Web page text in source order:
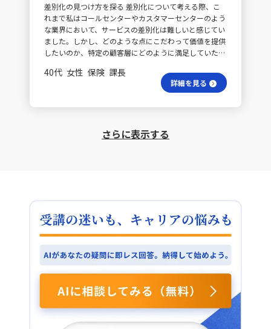
新プロジェクトでは「集中戦略」を最優先し、次いで
「差別化戦略」を考慮しています。しかし、なぜその戦
略を採用しているのか、またその戦略のリスクは何なの
かを体系的に説明する準備がまだ不足していると感じま
した。今後は、これまで採用してきた戦略のリスクにも
目を向け、計画を修正していく必要があります。 具体的
な差別化の手順は？ すぐに取り組むべきこととして、3
つの基本戦略に基づいて既存の情報を整理し、戦略のデ
VRIO分析を実施し、ターゲット顧客から見た現状の差
差別化の見つけ方を探る 差別化について考える際、こ
れまで私はコールセンターやカスタマーセンターのよう
な業界において、サービスの差別化は難しいと感じてい
ました。しかし、どのような点にこだわって価値を提供
したいのか、特定の顧客層にどのように満足していただ
一つ分析することで、差別化は可能だと気付きました。
総合的な評価にとどまらず、特定の領域での圧倒的な強
いと考えています。 デジタル化の成功への道は？ デジ
なければならない、一般的に必要だと言われているから
ムにおいても、VRIO分析と差別化の視点を重視して考
えていきます。
40代 女性 保険 課長
詳細を見る
さらに表示する